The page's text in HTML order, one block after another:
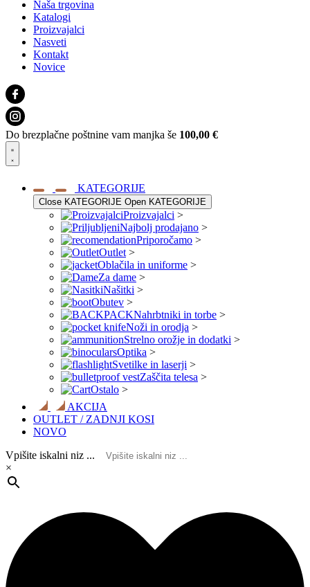
Naša trgovina
Katalogi
Proizvajalci
Nasveti
Kontakt
Novice
Do brezplačne poštnine vam manjka še 100,00 €
KATEGORIJE
Close KATEGORIJE Open KATEGORIJE
Proizvajalci >
Najbolj prodajano >
Priporočamo >
Outlet >
Oblačila in uniforme >
Za dame >
Našitki >
Obutev >
Nahrbtniki in torbe >
Noži in orodja >
Strelno orožje in dodatki >
Optika >
Svetilke in laserji >
Zaščita telesa >
Ostalo >
AKCIJA
OUTLET / ZADNJI KOSI
NOVO
Vpišite iskalni niz ...
×